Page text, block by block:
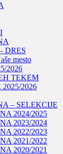
DRES
mesto
2026
TEKEM
2026
– SELEKCIJE
2024/2025
2023/2024
2022/2023
2021/2022
2020/2021